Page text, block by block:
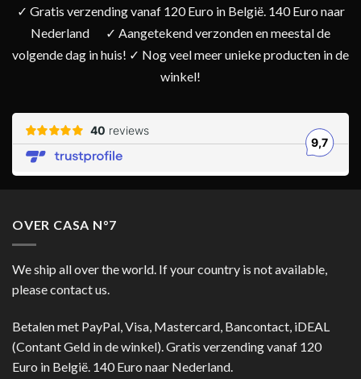
✓ Gratis verzending vanaf 120 Euro in België. 140 Euro naar
Nederland
✓ Aangetekend verzonden en meestal de
volgende dag in huis! ✓ Nog veel meer unieke producten in de
winkel!
OVER CASA N°7
We ship all over the world. If your country is not available,
please contact us.
Betalen met PayPal, Visa, Mastercard, Bancontact, iDEAL
(Contant Geld in de winkel). Gratis verzending vanaf 120
Euro in België. 140 Euro naar Nederland.